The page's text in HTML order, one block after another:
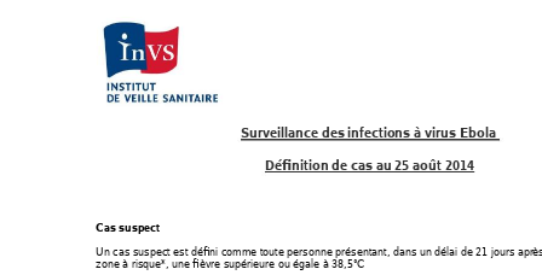
Surveillance des infections à virus Ebola
Définition de cas au 25 août2014
Cas suspect
Un cas suspect est défini comme toute personne présentant, dans un délai de 21 jours apr
zone à risque*, une fièvre supérieure ou égale à 38,5°C